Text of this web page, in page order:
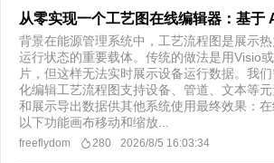
从零实现一个工艺图在线编辑器：基于
背景在能源管理系统中，工艺流程图是展示
运行状态的重要载体。传统的做法是用Visio
片，但这样无法实时展示设备运行数据。我
化编辑工艺流程图支持设备、管道、文本等
和展示导出数据供其他系统使用最终效果：
以下功能画布移动和缩放...
freeflydom 280 2026/8/5 16:03:34